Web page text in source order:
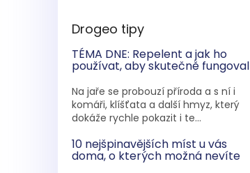
Drogeo tipy
TÉMA DNE: Repelent a jak ho
používat, aby skutečně fungoval
Na jaře se probouzí příroda a s ní i
komáři, klíšťata a další hmyz, který
dokáže rychle pokazit i te...
10 nejšpinavějších míst u vás
doma, o kterých možná nevíte